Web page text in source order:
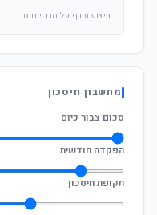
ביצוע עודף על מדד ייחוס
מחשבון חיסכון
סכום צבור כיום
הפקדה חודשית
תקופת חיסכון